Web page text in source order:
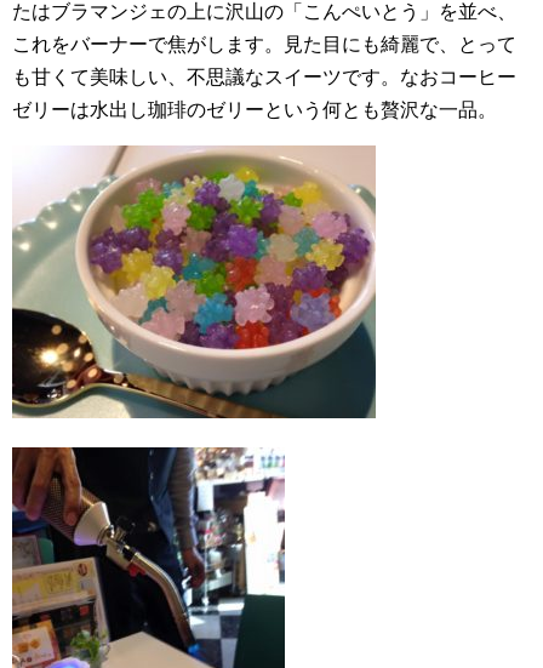
たはブラマンジェの上に沢山の「こんぺいとう」を並べ、
これをバーナーで焦がします。見た目にも綺麗で、とって
も甘くて美味しい、不思議なスイーツです。なおコーヒー
ゼリーは水出し珈琲のゼリーという何とも贅沢な一品。